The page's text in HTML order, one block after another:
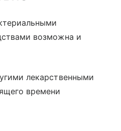
возможна и
лекарственными
времени